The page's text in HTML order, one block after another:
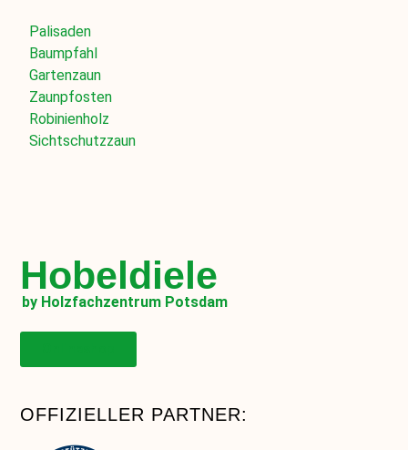
Palisaden
Baumpfahl
Gartenzaun
Zaunpfosten
Robinienholz
Sichtschutzzaun
Hobeldiele
by Holzfachzentrum Potsdam
OFFIZIELLER PARTNER: